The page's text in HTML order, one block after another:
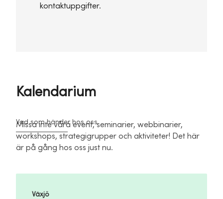
kontaktuppgifter.
Kalendarium
Vad som händer hos oss
Missa inte våra event, seminarier, webbinarier,
workshops, strategigrupper och aktiviteter! Det här
är på gång hos oss just nu.
Växjö